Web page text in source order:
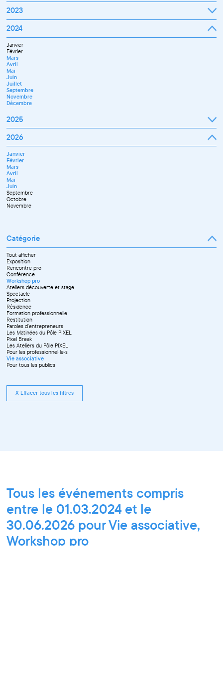
Novembre
Décembre
Janvier
Mars
Avril
Juin
Juillet
Septembre
Octobre
Novembre
Décembre
2023
Janvier
Mars
Avril
Mai
Juin
Septembre
Octobre
Novembre
Décembre
2024
Janvier
Février
Mars
Avril
Mai
Juin
Juillet
Septembre
Novembre
Décembre
2025
Janvier
Février
Mars
Avril
Mai
Juin
Juillet
Septembre
Octobre
Novembre
Décembre
2026
Janvier
Février
Mars
Avril
Mai
Juin
Septembre
Octobre
Novembre
Catégorie
Tout afficher
Exposition
Rencontre pro
Conférence
Workshop pro
Ateliers découverte et stage
Spectacle
Projection
Résidence
Formation professionnelle
Restitution
Paroles d'entrepreneurs
Les Matinées du Pôle PIXEL
Pixel Break
Les Ateliers du Pôle PIXEL
Pour les professionnel·le·s
Vie associative
Pour tous les publics
X Effacer tous les filtres
Tous les événements compris
entre le 01.03.2024 et le
30.06.2026 pour Vie associative,
Workshop pro